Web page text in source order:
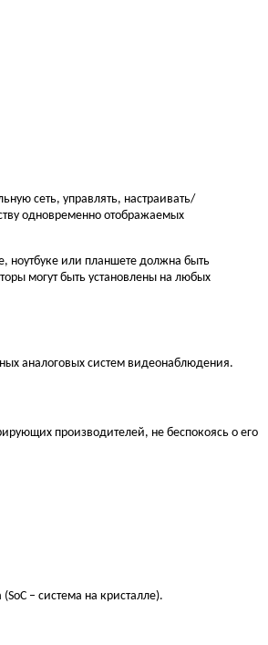
сеть, управлять, настраивать/
одновременно отображаемых
ноутбуке или планшете должна быть
могут быть установлены на любых
аналоговых систем видеонаблюдения.
производителей, не беспокоясь о его
– система на кристалле).